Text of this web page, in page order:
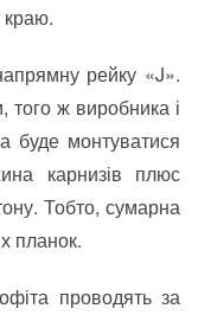
краю.
рейку «J».
ж виробника і
буде монтуватися
карнизів плюс
Тобто, сумарна
планок.
проводять за